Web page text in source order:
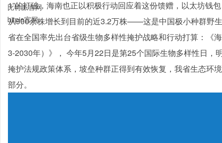
比特派官网
bitpie官网
1”的打破，海南也正以积极行动回应着这份馈赠，以太坊钱
从900余株增长到目前的近3.2万株——这是中国极小种群野
省在全国率先出台省级生物多样性掩护战略和行动打算：《
3-2030年）》， 今年5月22日是第25个国际生物多样性日，
掩护法规政策体系，坡垒种群正得到有效恢复，我省生态环
部分。